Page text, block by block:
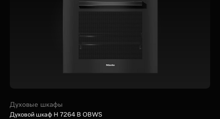
Духовые шкафы
Духовой шкаф H 7264 B OBWS